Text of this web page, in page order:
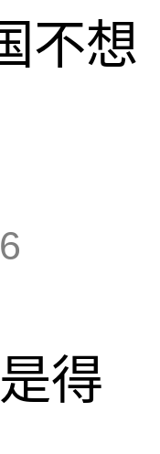
不想
得